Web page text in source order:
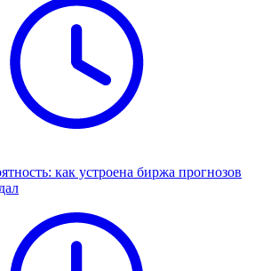
как устроена биржа прогнозов